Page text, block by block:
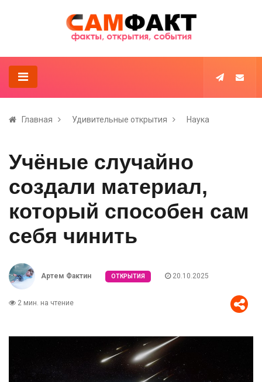
Главная Удивительные открытия Наука
Учёные случайно
создали материал,
который способен сам
себя чинить
Артем Фактин ОТКРЫТИЯ 20.10.2025
2 мин. на чтение